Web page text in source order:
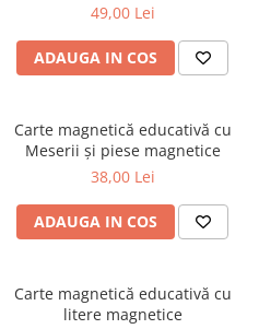
60 Piese
49,00 Lei
ADAUGA IN COS
Carte magnetică educativă cu
Meserii și piese magnetice
38,00 Lei
ADAUGA IN COS
Carte magnetică educativă cu
litere magnetice